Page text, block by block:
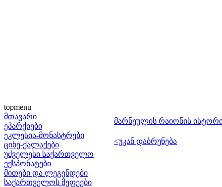
topmenu
მთავარი
ეპარქიები
ეკლესია-მონასტრები
ციხე-ქალაქები
უძველესი საქართველო
ექსპონატები
მითები და ლეგენდები
საქართველოს მეფეები
მარნეულის რაიონის
<უკან დაბრუნება